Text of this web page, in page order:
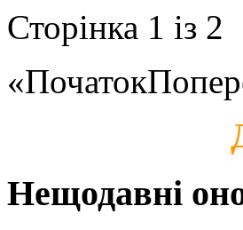
Сторінка 1 із 2
«Початок
Нещодавні